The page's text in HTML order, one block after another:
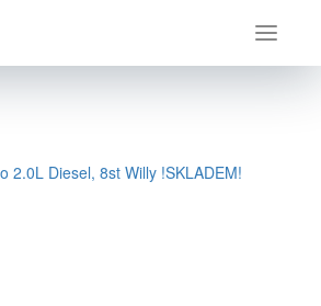
2.0L Diesel, 8st Willy !SKLADEM!